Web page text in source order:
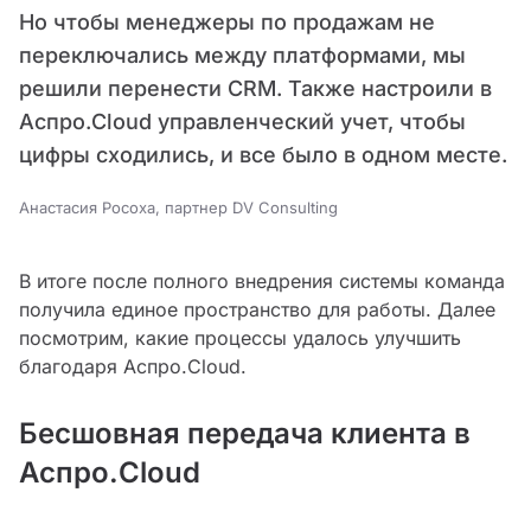
Но чтобы менеджеры по продажам не
переключались между платформами, мы
решили перенести CRM. Также настроили в
Аспро.Cloud управленческий учет, чтобы
цифры сходились, и все было в одном месте.
Анастасия Росоха, партнер DV Consulting
В итоге после полного внедрения системы команда
получила единое пространство для работы. Далее
посмотрим, какие процессы удалось улучшить
благодаря Аспро.Cloud.
Бесшовная передача клиента в
Аспро.Cloud